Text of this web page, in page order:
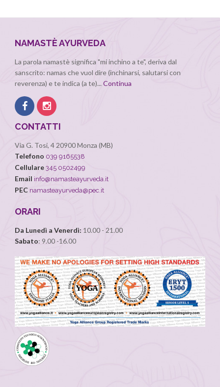
NAMASTÈ AYURVEDA
La parola namastè significa "mi inchino a te", deriva dal
sanscrito: namas che vuol dire (inchinarsi, salutarsi con
reverenza) e te indica (a te)... Continua
CONTATTI
Via G. Tosi, 4 20900 Monza (MB)
Telefono 039 9165538
Cellulare 345 0502499
Email info@namasteayurveda.it
PEC namasteayurveda@pec.it
ORARI
Da Lunedì a Venerdì: 10.00 - 21.00
Sabato: 9.00 -16.00